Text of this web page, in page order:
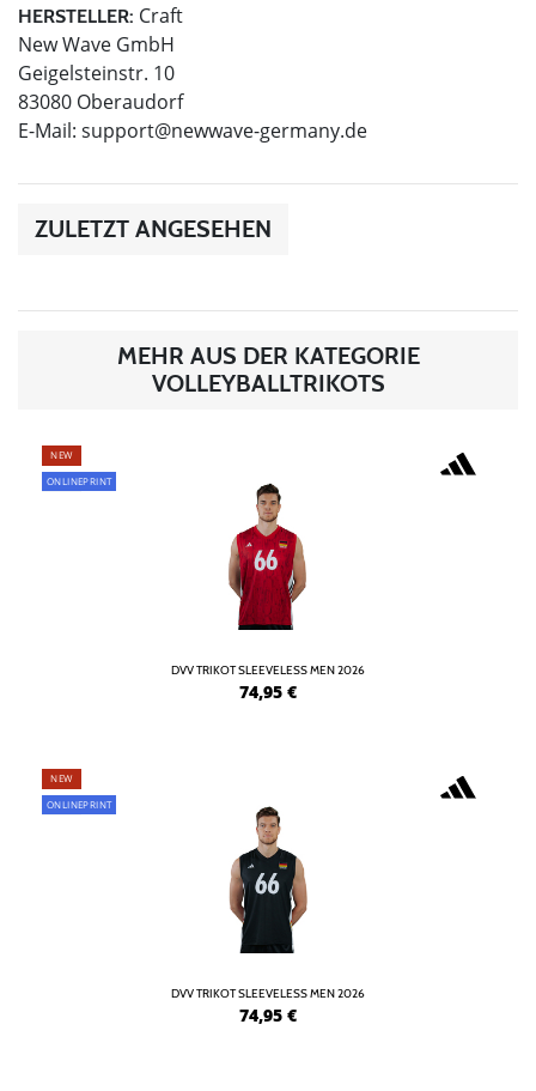
HERSTELLER: Craft
New Wave GmbH
Geigelsteinstr. 10
83080 Oberaudorf
E-Mail: support@newwave-germany.de
ZULETZT ANGESEHEN
MEHR AUS DER KATEGORIE
VOLLEYBALLTRIKOTS
NEW
ONLINEPRINT
DVV TRIKOT SLEEVELESS MEN 2026
74,95 €
NEW
ONLINEPRINT
DVV TRIKOT SLEEVELESS MEN 2026
74,95 €